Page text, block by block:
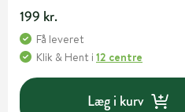
199 kr.
Få leveret
Klik & Hent i 12 centre
Læg i kurv